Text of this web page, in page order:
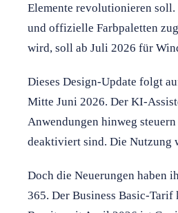
Elemente revolutionieren
und offizielle Farbpaletten
wird, soll ab Juli 2026 für
Dieses Design-Update folgt
Mitte Juni 2026. Der KI-
Anwendungen hinweg
deaktiviert sind. Die Nutzung
Doch die Neuerungen haben
365. Der Business Basic-Tarif